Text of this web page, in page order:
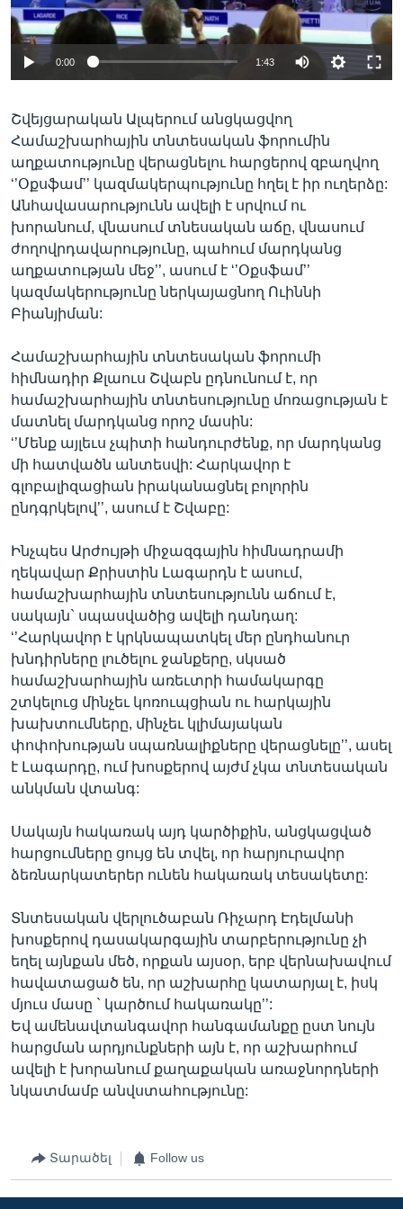
Լեզուներ
0:00 1:43
Շվեյցարական Ալպերում անցկացվող
Համաշխարհային տնտեսական ֆորումին
աղքատությունը վերացնելու հարցերով զբաղվող
‘’Օքսֆամ’’ կազմակերպությունը հղել է իր ուղերձը:
Անհավասարությունն ավելի է սրվում ու
խորանում, վնասում տնեսական աճը, վնասում
ժողովրդավարությունը, պահում մարդկանց
աղքատության մեջ’’, ասում է ‘’Օքսֆամ’’
կազմակերությունը ներկայացնող Ուիննի
Բիանյիման:
Համաշխարհային տնտեսական ֆորումի
հիմնադիր Քլաուս Շվաբն ըդնունում է, որ
համաշխարհային տնտեսությունը մոռացության է
մատնել մարդկանց որոշ մասին:
‘’Մենք այլեւս չպիտի հանդուրժենք, որ մարդկանց
մի հատվածն անտեսվի: Հարկավոր է
գլոբալիզացիան իրականացնել բոլորին
ընդգրկելով’’, ասում է Շվաբը:
Ինչպես Արժույթի միջազգային հիմնադրամի
ղեկավար Քրիստին Լագարդն է ասում,
համաշխարհային տնտեսությունն աճում է,
սակայն` սպասվածից ավելի դանդաղ:
‘’Հարկավոր է կրկնապատկել մեր ընդհանուր
խնդիրները լուծելու ջանքերը, սկսած
համաշխարհային առեւտրի համակարգը
շտկելուց մինչեւ կոռուպցիան ու հարկային
խախտումները, մինչեւ կլիմայական
փոփոխության սպառնալիքները վերացնելը’’, ասել
է Լագարդը, ում խոսքերով այժմ չկա տնտեսական
անկման վտանգ:
Սակայն հակառակ այդ կարծիքին, անցկացված
հարցումները ցույց են տվել, որ հարյուրավոր
ձեռնարկատերեր ունեն հակառակ տեսակետը:
Տնտեսական վերլուծաբան Ռիչարդ Էդելմանի
խոսքերով դասակարգային տարբերությունը չի
եղել այնքան մեծ, որքան այսօր, երբ վերնախավում
հավատացած են, որ աշխարհը կատարյալ է, իսկ
մյուս մասը ` կարծում հակառակը’’:
Եվ ամենավտանգավոր հանգամանքը ըստ նույն
հարցման արդյունքների այն է, որ աշխարհում
ավելի է խորանում քաղաքական առաջնորդների
նկատմամբ անվստահությունը:
Տարածել Follow us